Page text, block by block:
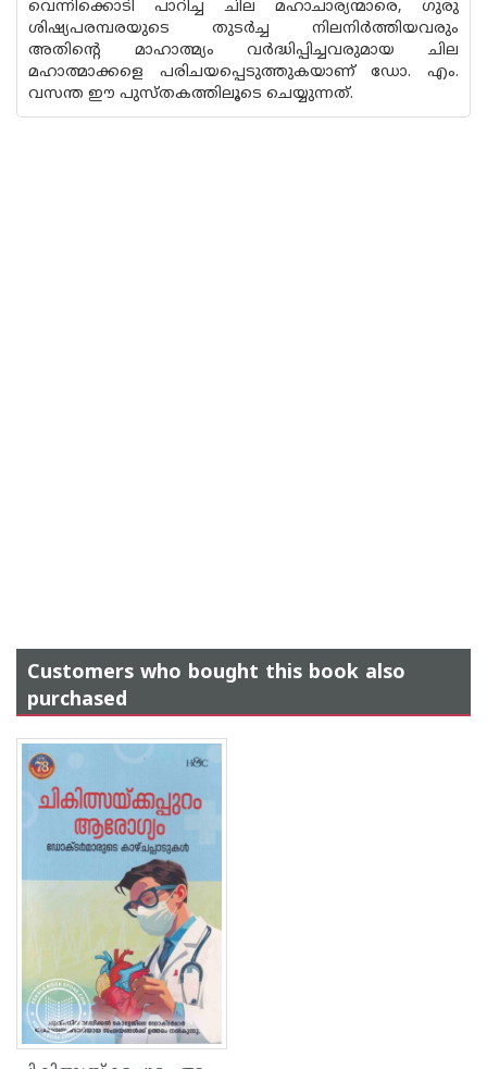
വെന്നിക്കൊടി പാറിച്ച ചില മഹാചാര്യന്മാരെ, ഗുരു
ശിഷ്യപരമ്പരയുടെ തുടർച്ച നിലനിർത്തിയവരും
അതിന്റെ മാഹാത്മ്യം വർദ്ധിപ്പിച്ചവരുമായ ചില
മഹാത്മാക്കളെ പരിചയപ്പെടുത്തുകയാണ് ഡോ. എം.
വസന്ത ഈ പുസ്‌തകത്തിലൂടെ ചെയ്യുന്നത്.
Customers who bought this book also
purchased